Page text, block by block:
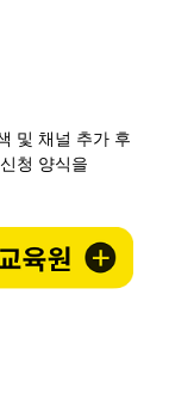
및 채널 추가 후
청 양식을